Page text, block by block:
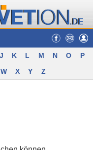
J K L M N O
P
W X Y Z